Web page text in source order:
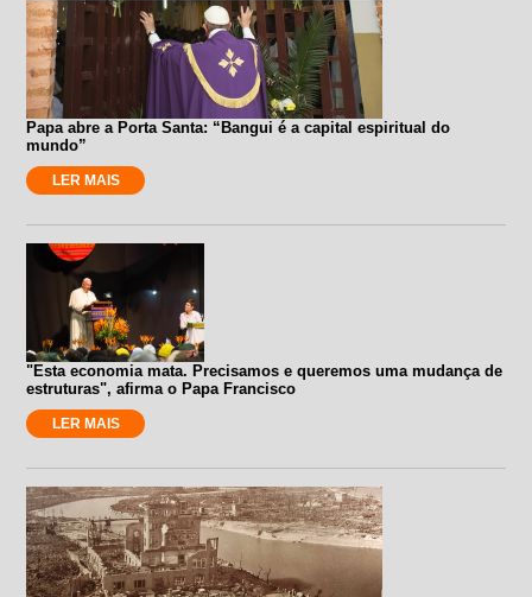
Papa abre a Porta Santa: “Bangui é a capital espiritual do
mundo”
LER MAIS
"Esta economia mata. Precisamos e queremos uma mudança de
estruturas", afirma o Papa Francisco
LER MAIS